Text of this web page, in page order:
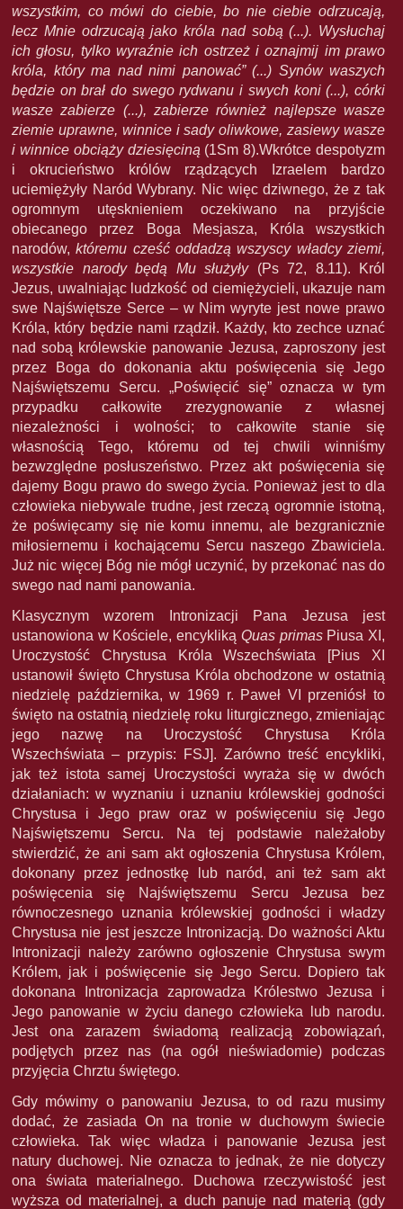
wszystkim, co mówi do ciebie, bo nie ciebie odrzucają,
lecz Mnie odrzucają jako króla nad sobą (...). Wysłuchaj
ich głosu, tylko wyraźnie ich ostrzeż i oznajmij im prawo
króla, który ma nad nimi panować” (...) Synów waszych
będzie on brał do swego rydwanu i swych koni (...), córki
wasze zabierze (...), zabierze również najlepsze wasze
ziemie uprawne, winnice i sady oliwkowe, zasiewy wasze
i winnice obciąży dziesięciną (1Sm 8).Wkrótce despotyzm
i okrucieństwo królów rządzących Izraelem bardzo
uciemiężyły Naród Wybrany. Nic więc dziwnego, że z tak
ogromnym utęsknieniem oczekiwano na przyjście
obiecanego przez Boga Mesjasza, Króla wszystkich
narodów,któremu cześć oddadzą wszyscy władcy ziemi,
wszystkie narody będą Mu służyły(Ps 72, 8.11). Król
Jezus, uwalniając ludzkość od ciemiężycieli, ukazuje nam
swe Najświętsze Serce – w Nim wyryte jest nowe prawo
Króla, który będzie nami rządził. Każdy, kto zechce uznać
nad sobą królewskie panowanie Jezusa, zaproszony jest
przez Boga do dokonania aktu poświęcenia się Jego
Najświętszemu Sercu. „Poświęcić się” oznacza w tym
przypadku całkowite zrezygnowanie z własnej
niezależności i wolności; to całkowite stanie się
własnością Tego, któremu od tej chwili winniśmy
bezwzględne posłuszeństwo. Przez akt poświęcenia się
dajemy Bogu prawo do swego życia. Ponieważ jest to dla
człowieka niebywale trudne, jest rzeczą ogromnie istotną,
że poświęcamy się nie komu innemu, ale bezgranicznie
miłosiernemu i kochającemu Sercu naszego Zbawiciela.
Już nic więcej Bóg nie mógł uczynić, by przekonać nas do
swego nad nami panowania.
Klasycznym wzorem Intronizacji Pana Jezusa jest
ustanowiona w Kościele, encykliką Quas primasPiusa XI,
Uroczystość Chrystusa Króla Wszechświata [Pius XI
ustanowił święto Chrystusa Króla obchodzone w ostatnią
niedzielę października, w 1969 r. Paweł VI przeniósł to
święto na ostatnią niedzielę roku liturgicznego, zmieniając
jego nazwę na Uroczystość Chrystusa Króla
Wszechświata – przypis: FSJ]. Zarówno treść encykliki,
jak też istota samej Uroczystości wyraża się w dwóch
działaniach: w wyznaniu i uznaniu królewskiej godności
Chrystusa i Jego praw oraz w poświęceniu się Jego
Najświętszemu Sercu. Na tej podstawie należałoby
stwierdzić, że ani sam akt ogłoszenia Chrystusa Królem,
dokonany przez jednostkę lub naród, ani też sam akt
poświęcenia się Najświętszemu Sercu Jezusa bez
równoczesnego uznania królewskiej godności i władzy
Chrystusa nie jest jeszcze Intronizacją. Do ważności Aktu
Intronizacji należy zarówno ogłoszenie Chrystusa swym
Królem, jak i poświęcenie się Jego Sercu. Dopiero tak
dokonana Intronizacja zaprowadza Królestwo Jezusa i
Jego panowanie w życiu danego człowieka lub narodu.
Jest ona zarazem świadomą realizacją zobowiązań,
podjętych przez nas (na ogół nieświadomie) podczas
przyjęcia Chrztu świętego.
Gdy mówimy o panowaniu Jezusa, to od razu musimy
dodać, że zasiada On na tronie w duchowym świecie
człowieka. Tak więc władza i panowanie Jezusa jest
natury duchowej. Nie oznacza to jednak, że nie dotyczy
ona świata materialnego. Duchowa rzeczywistość jest
wyższa od materialnej, a duch panuje nad materią (gdy